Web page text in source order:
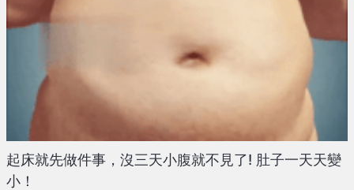
起床就先做件事，沒三天小腹就不見了! 肚子一天天變
小！